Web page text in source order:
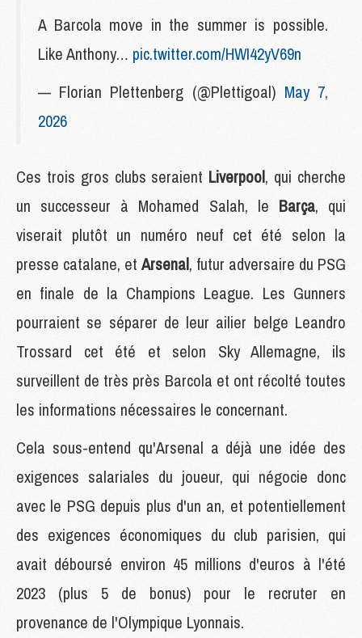
A Barcola move in the summer is possible.
Like Anthony… pic.twitter.com/HWI42yV69n
— Florian Plettenberg (@Plettigoal) May 7,
2026
Ces trois gros clubs seraient Liverpool, qui cherche
un successeur à Mohamed Salah, le Barça, qui
viserait plutôt un numéro neuf cet été selon la
presse catalane, et Arsenal, futur adversaire du PSG
en finale de la Champions League. Les Gunners
pourraient se séparer de leur ailier belge Leandro
Trossard cet été et selon Sky Allemagne, ils
surveillent de très près Barcola et ont récolté toutes
les informations nécessaires le concernant.
Cela sous-entend qu'Arsenal a déjà une idée des
exigences salariales du joueur, qui négocie donc
avec le PSG depuis plus d'un an, et potentiellement
des exigences économiques du club parisien, qui
avait déboursé environ 45 millions d'euros à l'été
2023 (plus 5 de bonus) pour le recruter en
provenance de l'Olympique Lyonnais.